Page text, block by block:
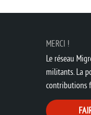
MERCI !
Le réseau
militants. La
contributions